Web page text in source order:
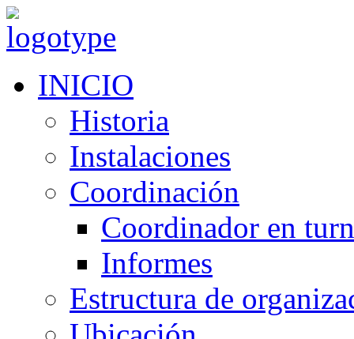
INICIO
Historia
Instalaciones
Coordinación
Coordinador en
Informes
Estructura de